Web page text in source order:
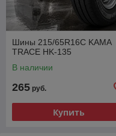
Шины 215/65R16C KAMA
TRACE HK-135
В наличии
265 руб.
Купить